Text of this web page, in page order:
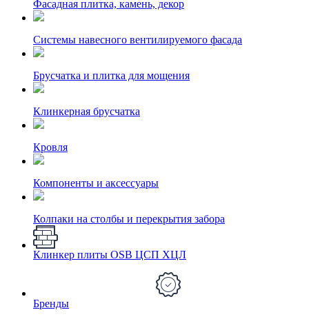
Фасадная плитка, камень, декор
Системы навесного вентилируемого фасада
Брусчатка и плитка для мощения
Клинкерная брусчатка
Кровля
Компоненты и аксессуары
Колпаки на столбы и перекрытия забора
Клинкер плиты OSB ЦСП ХЦЛ
Бренды